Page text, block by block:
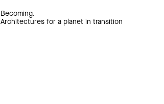
Becoming.
Architectures for a planet in transition